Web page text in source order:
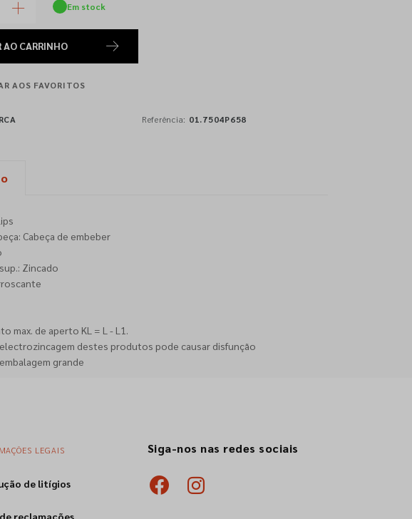
Em stock
AO CARRINHO
AOS FAVORITOS
Referência: 01.7504P658
Cabeça de embeber
Zincado
max. de aperto KL = L - L1.
destes produtos pode causar disfunção
grande
LEGAIS
de litígios
reclamações
Siga-nos nas redes sociais